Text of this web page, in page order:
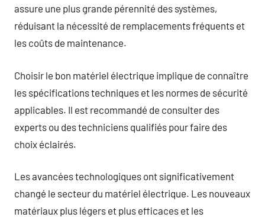
assure une plus grande pérennité des systèmes,
réduisant la nécessité de remplacements fréquents et
les coûts de maintenance.
Choisir le bon matériel électrique implique de connaître
les spécifications techniques et les normes de sécurité
applicables. Il est recommandé de consulter des
experts ou des techniciens qualifiés pour faire des
choix éclairés.
Les avancées technologiques ont significativement
changé le secteur du matériel électrique. Les nouveaux
matériaux plus légers et plus efficaces et les